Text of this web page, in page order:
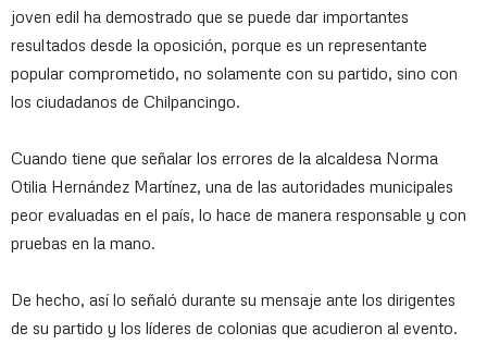
joven edil ha demostrado que se puede dar importantes
resultados desde la oposición, porque es un representante
popular comprometido, no solamente con su partido, sino con
los ciudadanos de Chilpancingo.
Cuando tiene que señalar los errores de la alcaldesa Norma
Otilia Hernández Martínez, una de las autoridades municipales
peor evaluadas en el país, lo hace de manera responsable y con
pruebas en la mano.
De hecho, así lo señaló durante su mensaje ante los dirigentes
de su partido y los líderes de colonias que acudieron al evento.